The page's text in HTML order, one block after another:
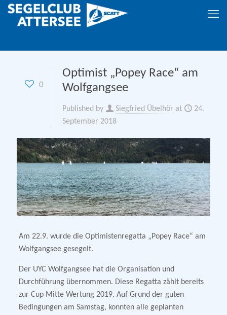
0
Optimist „Popey Race“ am
Wolfgangsee
Published by Siegfried Übelhör at
24.
September 2018
Am 22.9. wurde die Optimistenregatta „Popey Race“ am
Wolfgangsee gesegelt.
Der UYC Wolfgangsee hat die Organisation und
Durchführung übernommen. Diese Regatta zählt bereits
zur Cup Mitte Wertung 2019. Auf Grund der guten
Bedingungen am Samstag, konnten alle geplanten